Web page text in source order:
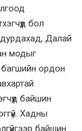
бол
дурдахад, Далай
модыг
ордон
байшин
Хадны
байшин